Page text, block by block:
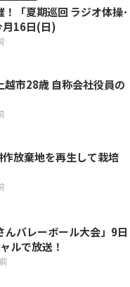
「夏期巡回 ラジオ体操･
月16日(日)
越市28歳 自称会社役員の
放棄地を再生して栽培
んバレーボール大会」9日
ルで放送！